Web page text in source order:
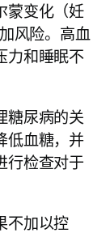
蒙变化（妊
风险。高血
力和睡眠不
糖尿病的关
低血糖，并
行检查对于
不加以控